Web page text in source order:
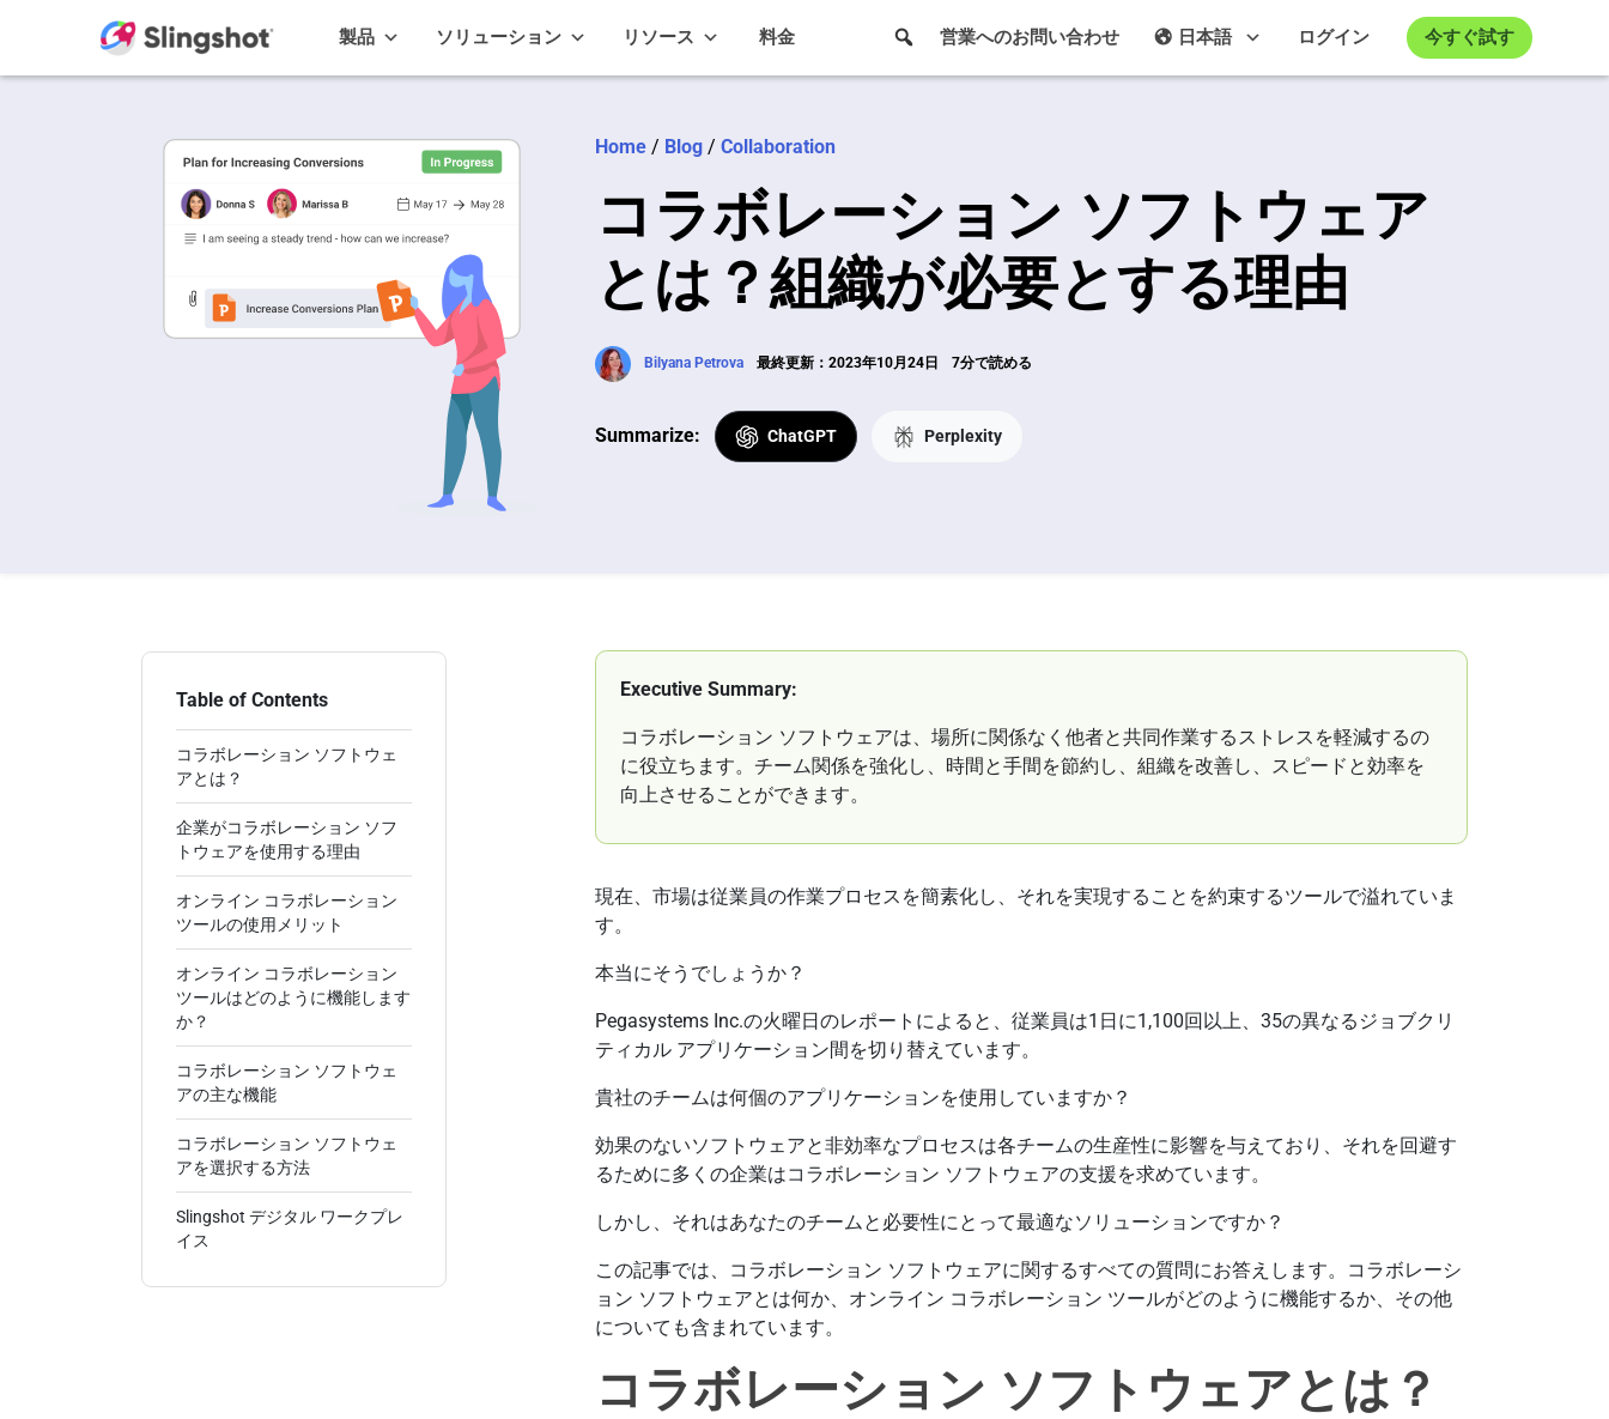
製品 ソリューション リソース 料金 今すぐ試す
ログイン
日本語
営業へのお問い合わせ
Home / Blog / Collaboration
コラボレーション ソフトウェア
とは？組織が必要とする理由
Bilyana Petrova 最終更新：2023年10月24日 7分で読める
Summarize: ChatGPT Perplexity
Table of Contents
コラボレーション ソフトウェ
アとは？
企業がコラボレーション ソフ
トウェアを使用する理由
オンライン コラボレーション
ツールの使用メリット
オンライン コラボレーション
ツールはどのように機能します
か？
コラボレーション ソフトウェ
アの主な機能
コラボレーション ソフトウェ
アを選択する方法
Slingshot デジタル ワークプレ
イス
Executive Summary:
コラボレーション ソフトウェアは、場所に関係なく他者と共同作業するストレスを軽減するの
に役立ちます。チーム関係を強化し、時間と手間を節約し、組織を改善し、スピードと効率を
向上させることができます。
現在、市場は従業員の作業プロセスを簡素化し、それを実現することを約束するツールで溢れていま
す。
本当にそうでしょうか？
Pegasystems Inc.の火曜日のレポートによると、従業員は1日に1,100回以上、35の異なるジョブクリ
ティカル アプリケーション間を切り替えています。
貴社のチームは何個のアプリケーションを使用していますか？
効果のないソフトウェアと非効率なプロセスは各チームの生産性に影響を与えており、それを回避す
るために多くの企業はコラボレーション ソフトウェアの支援を求めています。
しかし、それはあなたのチームと必要性にとって最適なソリューションですか？
この記事では、コラボレーション ソフトウェアに関するすべての質問にお答えします。コラボレーシ
ョン ソフトウェアとは何か、オンライン コラボレーション ツールがどのように機能するか、その他
についても含まれています。
コラボレーション ソフトウェアとは？